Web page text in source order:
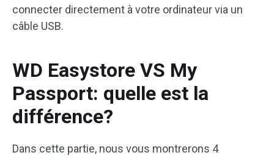
connecter directement à votre ordinateur via un
câble USB.
WD Easystore VS My
Passport: quelle est la
différence?
Dans cette partie, nous vous montrerons 4